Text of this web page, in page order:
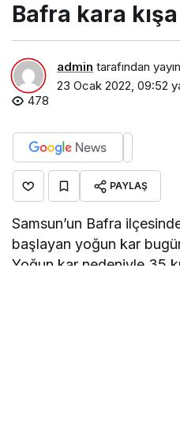
Bafra kara
admin tarafından
23 Ocak 2022, 09:52
478
PAYLAŞ
Samsun’un Bafra
başlayan yoğun kar
Yoğun kar nedeniyle 35